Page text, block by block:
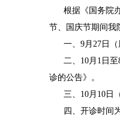
根据《国务院
节、国庆节期间我
一、9月27日
二、10月1日
诊的公告》。
三、10月10日
四、开诊时间